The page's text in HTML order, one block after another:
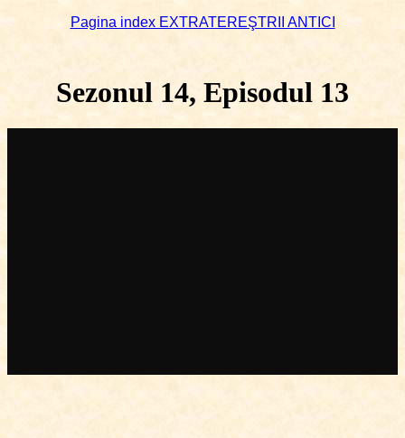
Pagina index EXTRATEREŞTRII ANTICI
Sezonul 14, Episodul 13